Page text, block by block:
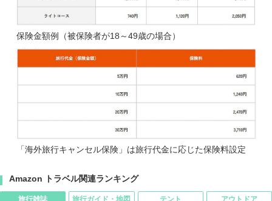
保険金額例（被保険者が18～49歳の場合）
「海外旅行キャンセル保険」は旅行代金に応じた保険料設定
Amazon トラベル関連ランキング
旅行雑誌 旅行ガイド・地図 テント アウトドア